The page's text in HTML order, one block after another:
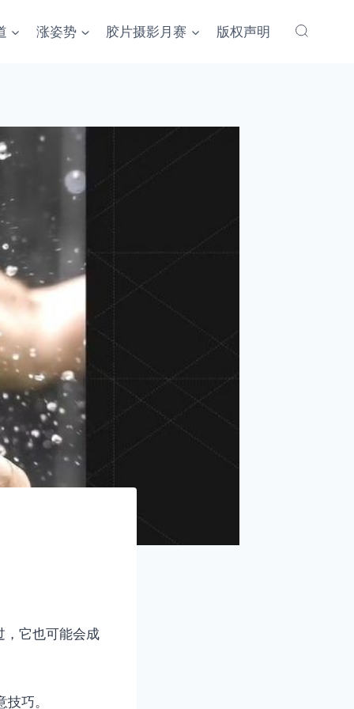
涨姿势 胶片摄影月赛 版权声明
，它也可能会成
巧。